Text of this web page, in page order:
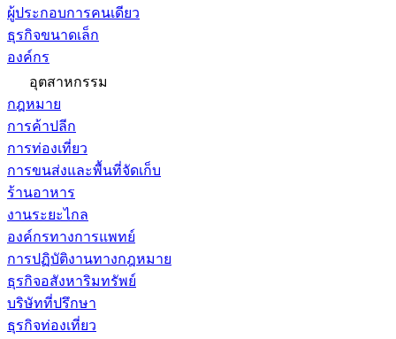
ผู้ประกอบการคนเดียว
ธุรกิจขนาดเล็ก
องค์กร
อุตสาหกรรม
กฎหมาย
การค้าปลีก
การท่องเที่ยว
การขนส่งและพื้นที่จัดเก็บ
ร้านอาหาร
งานระยะไกล
องค์กรทางการแพทย์
การปฏิบัติงานทางกฎหมาย
ธุรกิจอสังหาริมทรัพย์
บริษัทที่ปรึกษา
ธุรกิจท่องเที่ยว